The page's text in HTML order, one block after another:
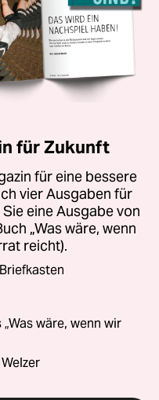
für Zukunft
für eine bessere
vier Ausgaben für
eine Ausgabe von
„Was wäre, wenn
reicht).
wäre, wenn wir